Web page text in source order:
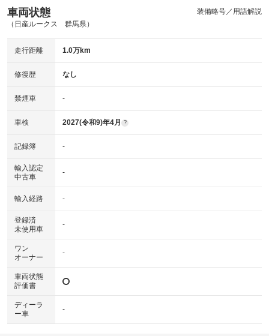
車両状態
（日産ルークス 群馬県）
装備略号／用語解説
走行距離 1.0万km
修復歴 なし
禁煙車 -
車検 2027(令和9)年4月 ?
記録簿 -
輸入認定
中古車
-
輸入経路 -
登録済
未使用車
-
ワン
オーナー
-
車両状態
評価書
ディーラ
ー車
-